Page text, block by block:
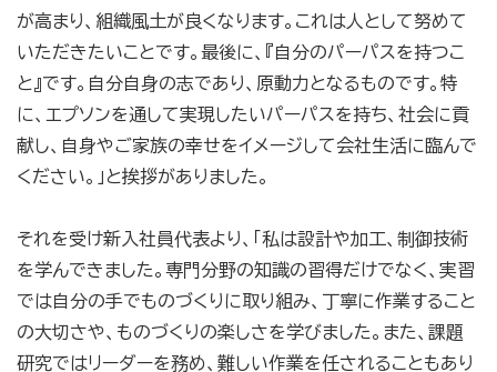
が高まり、組織風土が良くなります。これは人として努めて
いただきたいことです。最後に、『自分のパーパスを持つこ
と』です。自分自身の志であり、原動力となるものです。特
に、エプソンを通して実現したいパーパスを持ち、社会に貢
献し、自身やご家族の幸せをイメージして会社生活に臨んで
ください。」と挨拶がありました。
それを受け新入社員代表より、「私は設計や加工、制御技術
を学んできました。専門分野の知識の習得だけでなく、実習
では自分の手でものづくりに取り組み、丁寧に作業すること
の大切さや、ものづくりの楽しさを学びました。また、課題
研究ではリーダーを務め、難しい作業を任されることもあり